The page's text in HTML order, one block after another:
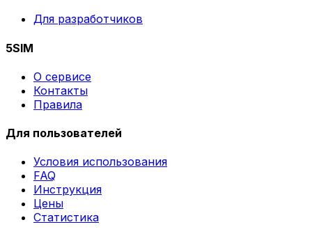
Для разработчиков
5SIM
О сервисе
Контакты
Правила
Для пользователей
Условия использования
FAQ
Инструкция
Цены
Статистика